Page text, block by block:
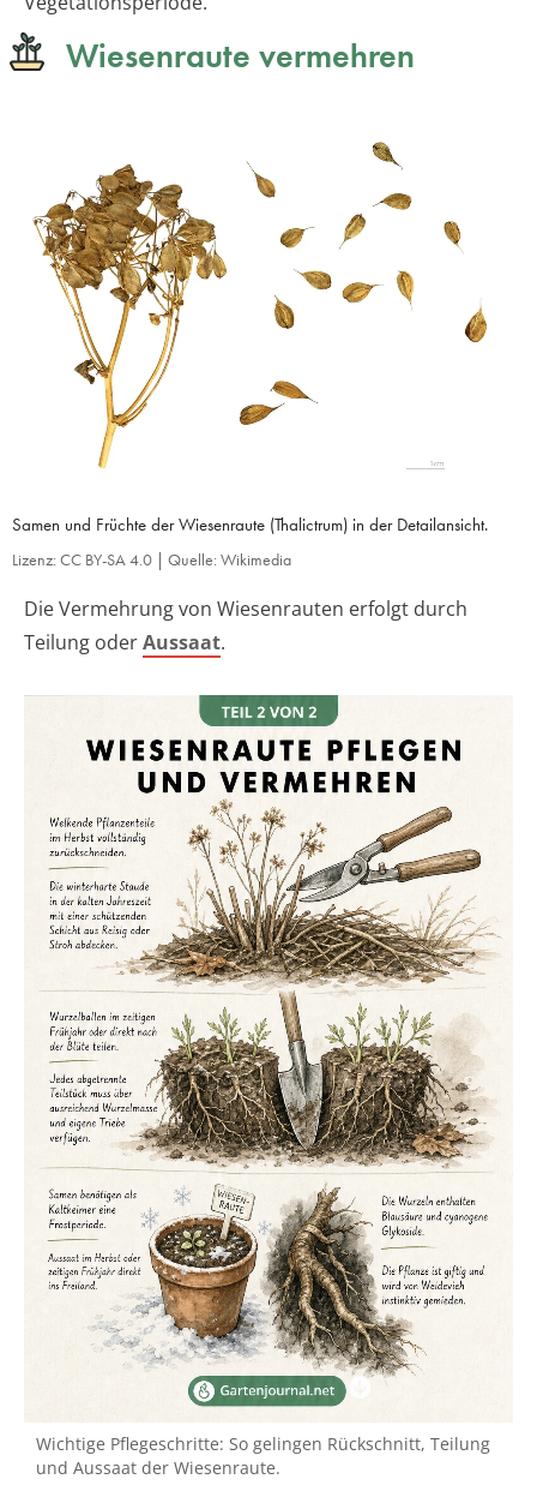
Wiesenraute vermehren
Samen und Früchte der Wiesenraute (Thalictrum) in der Detailansicht.
Lizenz: CC BY-SA 4.0 | Quelle: Wikimedia
Die Vermehrung von Wiesenrauten erfolgt durch
Teilung oderAussaat.
Wichtige Pflegeschritte: So gelingen Rückschnitt, Teilung
und Aussaat der Wiesenraute.